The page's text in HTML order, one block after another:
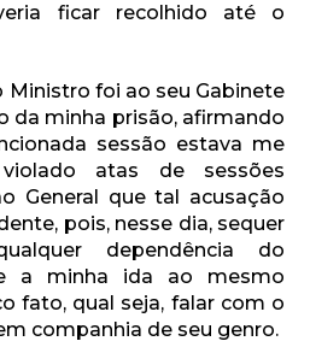
ficar recolhido até o
Ministro foi ao seu Gabinete
da minha prisão, afirmando
sessão estava me
atas de sessões
General que tal acusação
pois, nesse dia, sequer
dependência do
a minha ida ao mesmo
fato, qual seja, falar com o
companhia de seu genro.